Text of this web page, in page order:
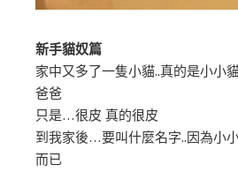
新手貓奴篇
家中又多了一隻小貓..真的是小小
爸爸
只是…很皮 真的很皮
到我家後…要叫什麼名字..因為小
而已